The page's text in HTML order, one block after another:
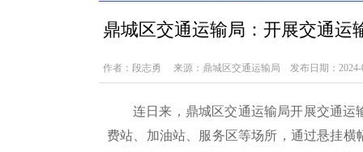
鼎城区交通运输局：开展交通运
作者：段志勇 来源：鼎城区交通运输局 发布日期：2024-
连日来，鼎城区交通运输局开展交通运
费站、加油站、服务区等场所，通过悬挂横